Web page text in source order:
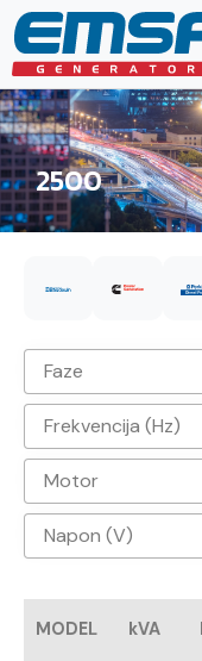
2500
Faze
3
Frekvencija (Hz)
50hz
Motor
Baudouin
CUMMINS
Napon (V)
400V
MODEL kVA